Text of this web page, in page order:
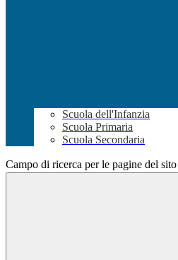
Scuola dell'Infanzia
Scuola Primaria
Scuola Secondaria
Campo di ricerca per le pagine del sito